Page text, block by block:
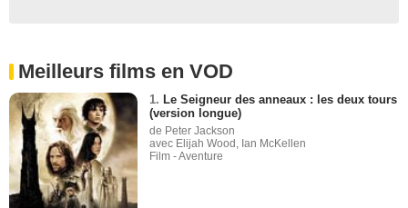
Meilleurs films en VOD
1. Le Seigneur des anneaux : les deux tours
(version longue)
de Peter Jackson
avec Elijah Wood, Ian McKellen
Film - Aventure